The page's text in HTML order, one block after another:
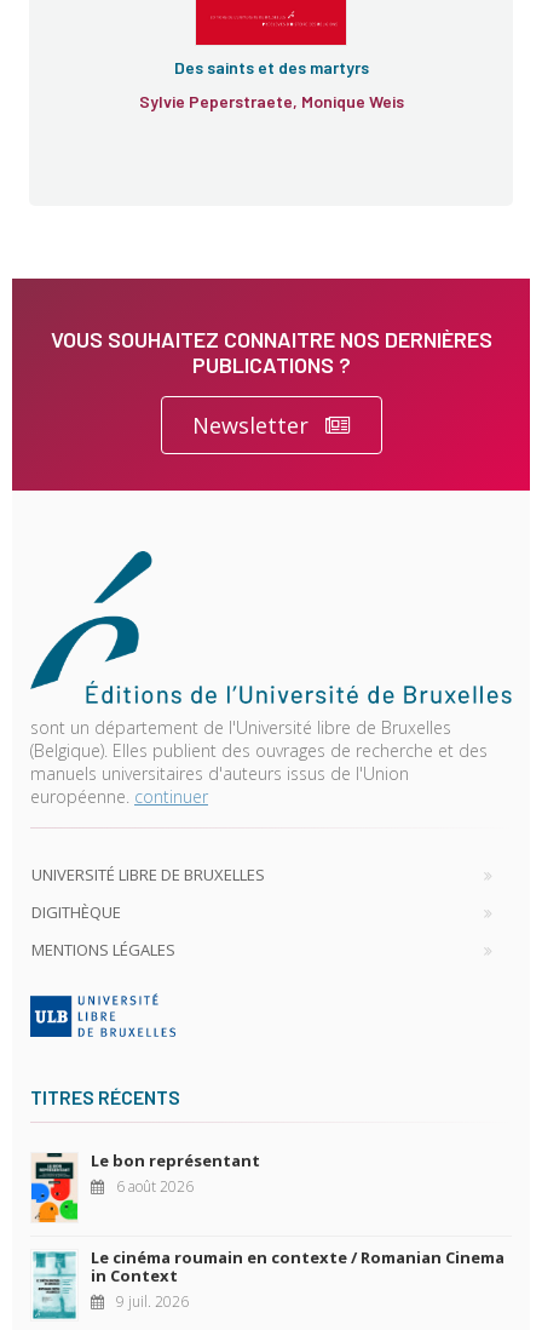
Des saints et des martyrs
Sylvie Peperstraete, Monique Weis
VOUS SOUHAITEZ CONNAITRE NOS DERNIÈRES
PUBLICATIONS ?
Newsletter
sont un département de l'Université libre de Bruxelles
(Belgique). Elles publient des ouvrages de recherche et des
manuels universitaires d'auteurs issus de l'Union
européenne. continuer
UNIVERSITÉ LIBRE DE BRUXELLES
DIGITHÈQUE
MENTIONS LÉGALES
TITRES RÉCENTS
Le bon représentant
6 août 2026
Le cinéma roumain en contexte / Romanian Cinema
in Context
9 juil. 2026